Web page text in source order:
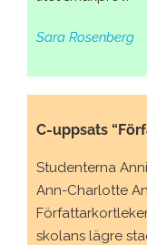
Sara Rosenberg
C-uppsats
Studenterna
Ann-Charlotte
skolans lägre